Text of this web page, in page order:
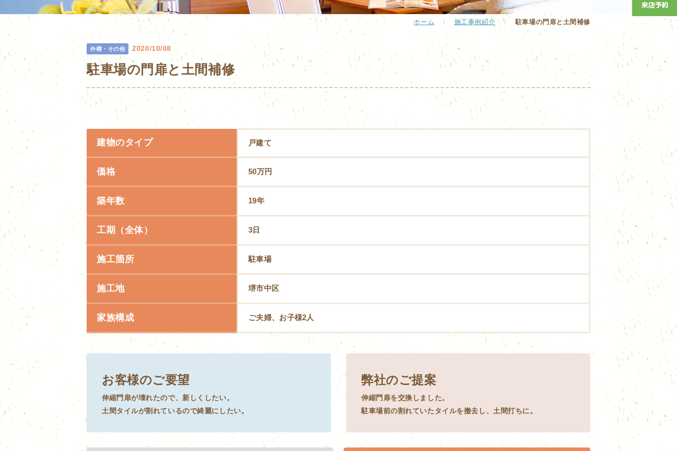
ホーム / 施工事例紹介 / 駐車場の門扉と土間補修
外構・その他 2020/10/08
駐車場の門扉と土間補修
建物のタイプ 戸建て
価格 50万円
築年数 19年
工期（全体） 3日
施工箇所 駐車場
施工地 堺市中区
家族構成 ご夫婦、お子様2人
お客様のご要望
伸縮門扉が壊れたので、新しくしたい。
土間タイルが割れているので綺麗にしたい。
弊社のご提案
伸縮門扉を交換しました。
駐車場前の割れていたタイルを撤去し、土間打ちに。